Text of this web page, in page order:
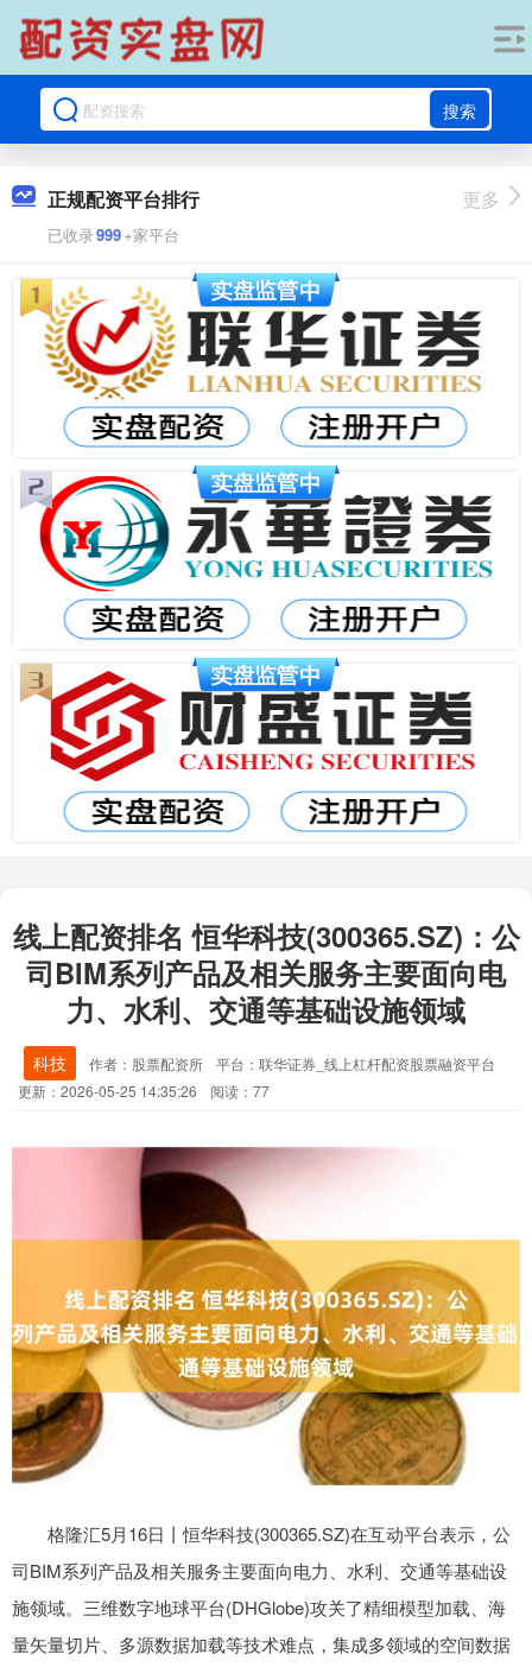
搜索
正规配资平台排行
已收录999+家平台
更多
线上配资排名 恒华科技(300365.SZ)：公
司BIM系列产品及相关服务主要面向电
力、水利、交通等基础设施领域
科技 作者：股票配资所
平台：联华证券_线上杠杆配资股票融资平台
更新：2026-05-25 14:35:26
阅读：77
格隆汇5月16日丨恒华科技(300365.SZ)在互动平台表示，公
司BIM系列产品及相关服务主要面向电力、水利、交通等基础设
施领域。三维数字地球平台(DHGlobe)攻关了精细模型加载、海
量矢量切片、多源数据加载等技术难点，集成多领域的空间数据